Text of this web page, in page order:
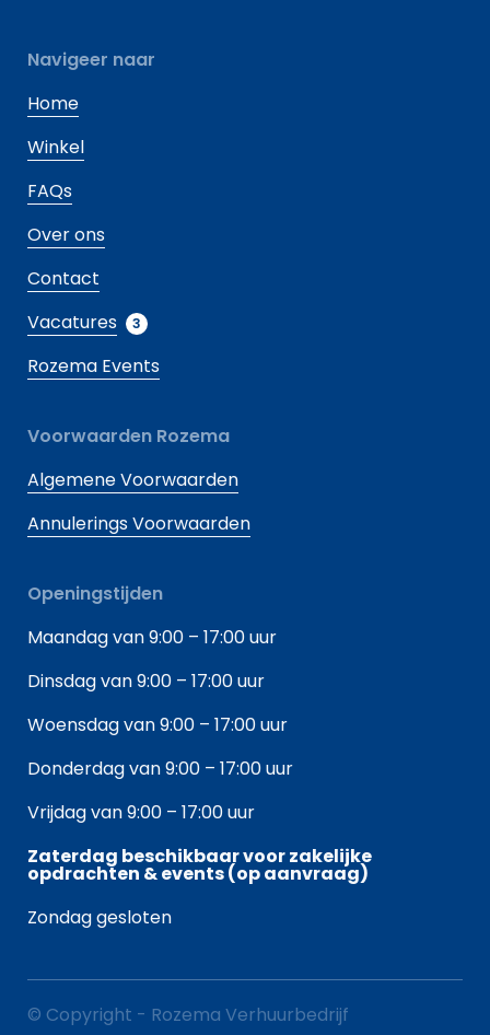
Navigeer naar
Home
Winkel
FAQs
Over ons
Contact
Vacatures
3
Rozema Events
Voorwaarden Rozema
Algemene Voorwaarden
Annulerings Voorwaarden
Openingstijden
Maandag van 9:00 – 17:00 uur
Dinsdag van 9:00 – 17:00 uur
Woensdag van 9:00 – 17:00 uur
Donderdag van 9:00 – 17:00 uur
Vrijdag van 9:00 – 17:00 uur
Zaterdag beschikbaar voor zakelijke
opdrachten & events (op aanvraag)
Zondag gesloten
© Copyright - Rozema Verhuurbedrijf